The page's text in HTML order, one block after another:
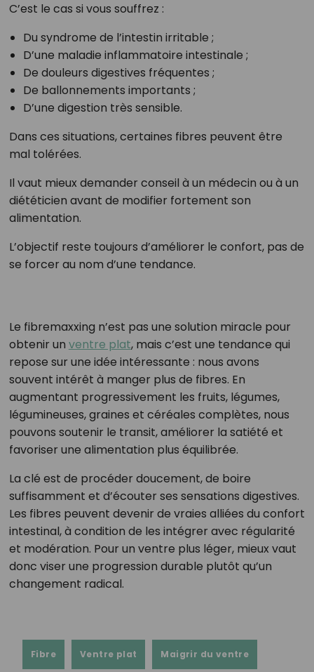
C’est le cas si vous souffrez :
Du syndrome de l’intestin irritable ;
D’une maladie inflammatoire intestinale ;
De douleurs digestives fréquentes ;
De ballonnements importants ;
D’une digestion très sensible.
Dans ces situations, certaines fibres peuvent être
mal tolérées.
Il vaut mieux demander conseil à un médecin ou à un
diététicien avant de modifier fortement son
alimentation.
L’objectif reste toujours d’améliorer le confort, pas de
se forcer au nom d’une tendance.
Le fibremaxxing n’est pas une solution miracle pour
obtenir un ventre plat, mais c’est une tendance qui
repose sur une idée intéressante : nous avons
souvent intérêt à manger plus de fibres. En
augmentant progressivement les fruits, légumes,
légumineuses, graines et céréales complètes, nous
pouvons soutenir le transit, améliorer la satiété et
favoriser une alimentation plus équilibrée.
La clé est de procéder doucement, de boire
suffisamment et d’écouter ses sensations digestives.
Les fibres peuvent devenir de vraies alliées du confort
intestinal, à condition de les intégrer avec régularité
et modération. Pour un ventre plus léger, mieux vaut
donc viser une progression durable plutôt qu’un
changement radical.
Fibre Ventre plat Maigrir du ventre